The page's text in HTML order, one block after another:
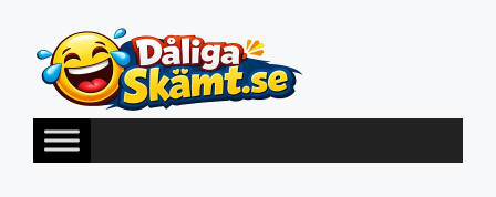
innehåll